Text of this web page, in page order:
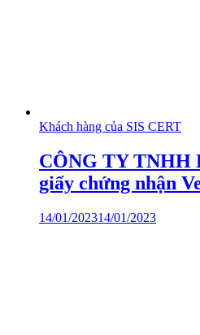
Khách hàng của SIS CERT
CÔNG TY TNHH
giấy chứng nhận
14/01/202314/01/2023